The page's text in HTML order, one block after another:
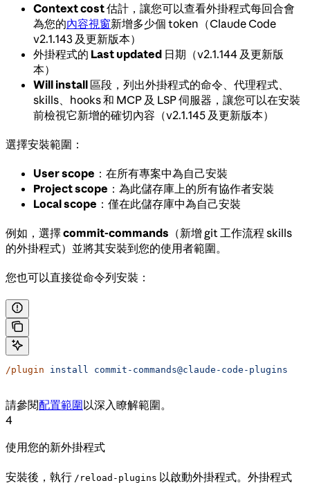
Context cost估計，讓您可以查看外掛程式每回合會
為您的內容視窗新增多少個 token（Claude Code
v2.1.143 及更新版本）
外掛程式的 Last updated 日期（v2.1.144 及更新版
本）
Will install 區段，列出外掛程式的命令、代理程式、
skills、hooks 和 MCP 及 LSP 伺服器，讓您可以在安裝
前檢視它新增的確切內容（v2.1.145 及更新版本）
選擇安裝範圍：
User scope ：在所有專案中為自己安裝
Project scope ：為此儲存庫上的所有協作者安裝
Local scope ：僅在此儲存庫中為自己安裝
例如，選擇commit-commands （新增 git 工作流程 skills
的外掛程式）並將其安裝到您的使用者範圍。
您也可以直接從命令列安裝：
/plugin install commit-commands@claude-code-plugins
請參閱配置範圍以深入瞭解範圍。
4
使用您的新外掛程式
安裝後，執行 /reload-plugins 以啟動外掛程式。外掛程式